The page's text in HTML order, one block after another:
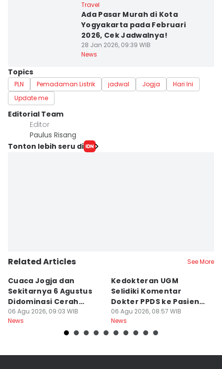
Travel
Ada Pasar Murah di Kota
Yogyakarta pada Februari
2026, Cek Jadwalnya!
28 Jan 2026, 09:39 WIB
News
Topics
PLN Pemadaman Listrik jadwal Jogja
Hari Ini
Update me
Editorial Team
Editor
Paulus Risang
Tonton lebih seru di
Related Articles See More
Cuaca Jogja dan
Sekitarnya 6 Agustus
Didominasi Cerah
Berawan
06 Agu 2026, 09:03 WIB
News
Kedokteran UGM
Selidiki Komentar
Dokter PPDS ke Pasien
BPJS di Medsos
06 Agu 2026, 08:57 WIB
News